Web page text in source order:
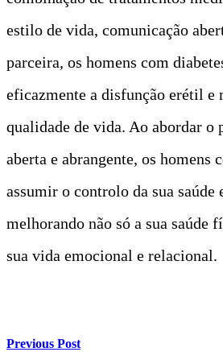
estilo de vida, comunicação
parceira, os homens com
eficazmente a disfunção erétil e
qualidade de vida. Ao abordar o
aberta e abrangente, os homens
assumir o controlo da sua saúde
melhorando não só a sua saúde
sua vida emocional e relacional.
Previous Post